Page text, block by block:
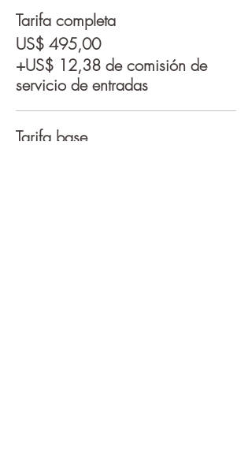
Tarifa completa
US$ 495,00
+US$ 12,38 de comisión de
servicio de entradas
Tarifa base